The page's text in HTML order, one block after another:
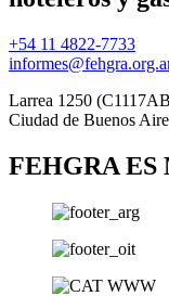
+54 11 4822-7733
Larrea 1250
Ciudad de Buenos
FEHGRA